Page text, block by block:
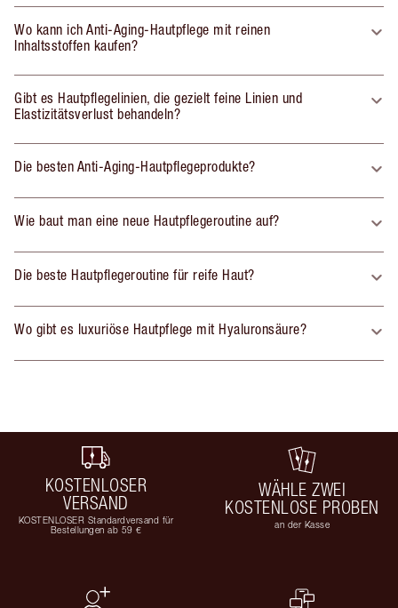
Wo kann ich Anti-Aging-Hautpflege mit reinen
Inhaltsstoffen kaufen?
Gibt es Hautpflegelinien, die gezielt feine Linien und
Elastizitätsverlust behandeln?
Die besten Anti-Aging-Hautpflegeprodukte?
Wie baut man eine neue Hautpflegeroutine auf?
Die beste Hautpflegeroutine für reife Haut?
Wo gibt es luxuriöse Hautpflege mit Hyaluronsäure?
KOSTENLOSER
VERSAND
KOSTENLOSER Standardversand für
Bestellungen ab 59 €
WÄHLE ZWEI
KOSTENLOSE PROBEN
an der Kasse